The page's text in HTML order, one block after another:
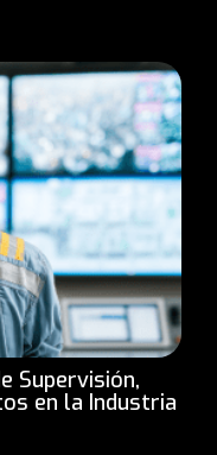
Supervisión,
en la Industria